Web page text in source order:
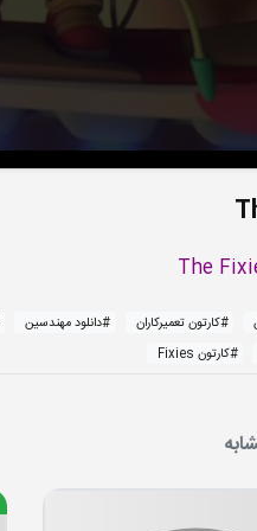
#کارتون تعمیرکاران #دانلود مهندسین
#کارتون Fixies